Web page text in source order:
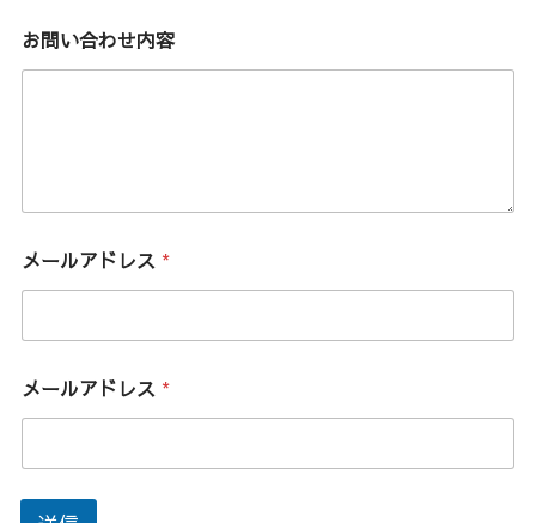
お問い合わせ内容
メールアドレス *
ー
ル
ド
ス
メールアドレス *